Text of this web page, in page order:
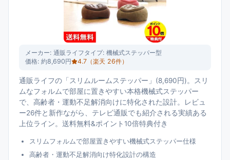
メーカー: 通販ライフタイプ: 機械式ステッパー型
価格: 約8,690円 4.7 （楽天 26件）
通販ライフの「スリムルームステッパー」(8,690円)。スリ
ムなフォルムで部屋に置きやすい本格機械式ステッパー
で、高齢者・運動不足解消向けに特化された設計。レビュ
ー26件と新作ながら、テレビ通販でも紹介される実績ある
上位ライン。送料無料&ポイント10倍特典付き
スリムフォルムで部屋置きやすい機械式ステッパー仕様
高齢者・運動不足解消向け特化設計の構造